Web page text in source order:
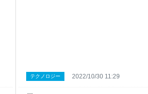
テクノロジー 2022/10/30 11:29